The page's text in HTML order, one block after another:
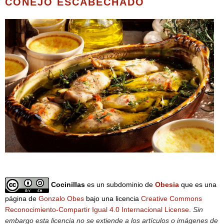
Cocinillas es un subdominio de Obesia que es una
página de Gonzalo Obes bajo una licencia Creative Commons
Reconocimiento-Compartir Igual 4.0 Internacional License Sin
embargo esta licencia no se extiende a los artículos o imágenes de